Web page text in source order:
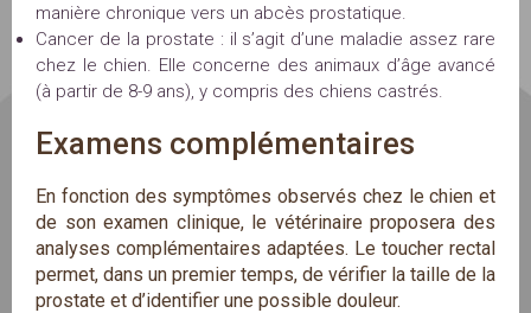
manière chronique vers un abcès prostatique.
Cancer de la prostate : il s’agit d’une maladie assez rare
chez le chien. Elle concerne des animaux d’âge avancé
(à partir de 8-9 ans), y compris des chiens castrés.
Examens complémentaires
En fonction des symptômes observés chez le chien et
de son examen clinique, le vétérinaire proposera des
analyses complémentaires adaptées. Le toucher rectal
permet, dans un premier temps, de vérifier la taille de la
prostate et d’identifier une possible douleur.